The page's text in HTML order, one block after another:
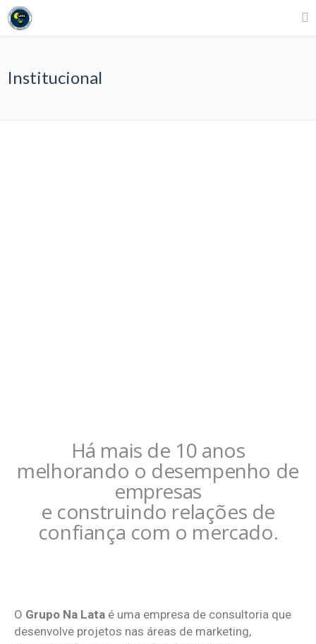
Institucional
Há mais de 10 anos
melhorando o desempenho de
empresas
e construindo relações de
confiança com o mercado.
O Grupo Na Lata é uma empresa de consultoria que
desenvolve projetos nas áreas de marketing,